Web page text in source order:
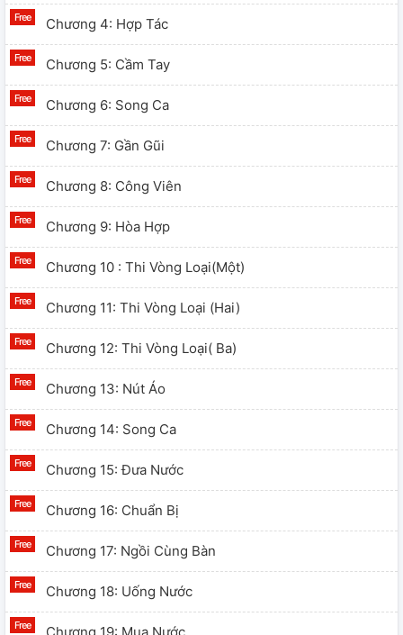
Chương 4: Hợp Tác
Chương 5: Cầm Tay
Chương 6: Song Ca
Chương 7: Gần Gũi
Chương 8: Công Viên
Chương 9: Hòa Hợp
Chương 10 : Thi Vòng Loại(một)
Chương 11: Thi Vòng Loại (hai)
Chương 12: Thi Vòng Loại( Ba)
Chương 13: Nút Áo
Chương 14: Song Ca
Chương 15: Đưa Nước
Chương 16: Chuẩn Bị
Chương 17: Ngồi Cùng Bàn
Chương 18: Uống Nước